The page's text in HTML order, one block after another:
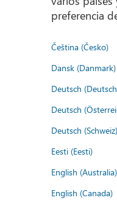
preferencia
Čeština (Česko)
Dansk (Danmark)
Deutsch
Deutsch
Deutsch (Schweiz)
Eesti (Eesti)
English (Australia)
English (Canada)